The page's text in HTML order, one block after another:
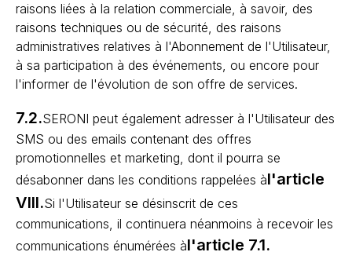
raisons liées à la relation commerciale, à savoir, des
raisons techniques ou de sécurité, des raisons
administratives relatives à l'Abonnement de l'Utilisateur,
à sa participation à des événements, ou encore pour
l'informer de l'évolution de son offre de services.
7.2.SERONI peut également adresser à l'Utilisateur des
SMS ou des emails contenant des offres
promotionnelles et marketing, dont il pourra se
désabonner dans les conditions rappelées àl'article
VIII.Si l'Utilisateur se désinscrit de ces
communications, il continuera néanmoins à recevoir les
communications énumérées àl'article 7.1.